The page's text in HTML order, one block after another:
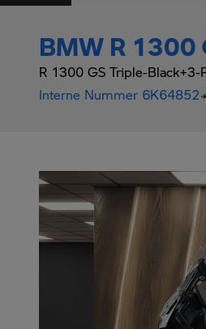
BMW R 1300
R 1300 GS Triple-Black+3-
Interne Nummer 6K64852